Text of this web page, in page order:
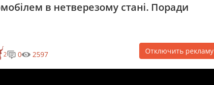
в нетверезому стані. Поради
2 0 2597 Отключить рекламу